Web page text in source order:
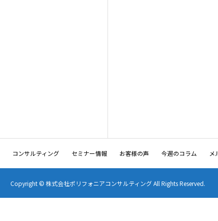
コンサルティング セミナー情報 お客様の声 今週のコラム メ
Copyright © 株式会社ポリフォニアコンサルティング All Rights Reserved.